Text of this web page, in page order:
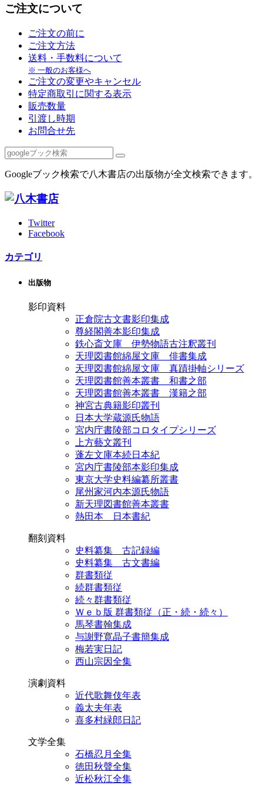
ご注文について
ご注文の前に
ご注文方法
送料・手数料について
※ 一般のお客様へ
ご注文の変更やキャンセル
特定商取引に関する表示
販売数量
引渡し時期
お問合せ先
Googleブック検索で八木書店の出版物が全文検索できます。
Twitter
Facebook
カテゴリ
出版物
影印資料
正倉院古文書影印集成
尊経閣善本影印集成
鉄心斎文庫 伊勢物語古注釈叢刊
天理図書館綿屋文庫 俳書集成
天理図書館綿屋文庫 真蹟掛軸シリーズ
天理図書館善本叢書 和書之部
天理図書館善本叢書 漢籍之部
神宮古典籍影印叢刊
日本大学蔵源氏物語
宮内庁書陵部コロタイプシリーズ
上方藝文叢刊
蓬左文庫本続日本紀
宮内庁書陵部本影印集成
東京大学史料編纂所叢書
尾州家河内本源氏物語
新天理図書館善本叢書
熱田本 日本書紀
翻刻資料
史料纂集 古記録編
史料纂集 古文書編
群書類従
続群書類従
続々群書類従
Ｗｅｂ版 群書類従（正・続・続々）
馬琴書翰集成
与謝野寛晶子書簡集成
梅若実日記
西山宗因全集
演劇資料
近代歌舞伎年表
義太夫年表
喜多村緑郎日記
文学全集
石橋忍月全集
徳田秋聲全集
近松秋江全集